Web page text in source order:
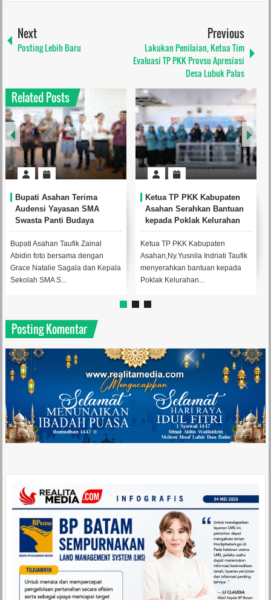
Next
Posting Lebih Baru
Previous
Lakukan Penilaian, Ketua Tim
Evaluasi TP PKK Provsu Apresiasi
Desa Lubuk Palas
Related Posts
Bupati Asahan Terima
Audensi Yayasan SMA
Swasta Panti Budaya
Kisaran
Bupati Asahan Taufik Zainal
Abidin foto bersama dengan
Grace Natalie Sagala dan Kepala
Sekolah SMA S...
Ketua TP PKK Kabupaten
Asahan Serahkan Bantuan
kepada Poklak Kelurahan
Sentang
Ketua TP PKK Kabupaten
Asahan,Ny.Yusnila Indriati Taufik
menyerahkan bantuan kepada
Poklak Kelurahan...
Posting Komentar